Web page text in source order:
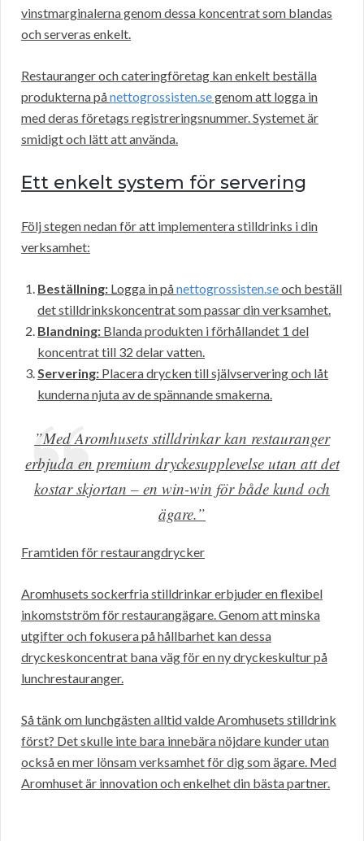
vinstmarginalerna genom dessa koncentrat som blandas
och serveras enkelt.
Restauranger och cateringföretag kan enkelt beställa
produkterna pånettogrossisten.segenom att logga in
med deras företags registreringsnummer. Systemet är
smidigt och lätt att använda.
Ett enkelt system för servering
Följ stegen nedan för att implementera stilldrinks i din
verksamhet:
Beställning: Logga in pånettogrossisten.seoch beställ
det stilldrinkskoncentrat som passar din verksamhet.
Blandning: Blanda produkten i förhållandet 1 del
koncentrat till 32 delar vatten.
Servering: Placera drycken till självservering och låt
kunderna njuta av de spännande smakerna.
”Med Aromhusets stilldrinkar kan restauranger
erbjuda en premium dryckesupplevelse utan att det
kostar skjortan – en win-win för både kund och
ägare.”
Framtiden för restaurangdrycker
Aromhusets sockerfria stilldrinkar erbjuder en flexibel
inkomstström för restaurangägare. Genom att minska
utgifter och fokusera på hållbarhet kan dessa
dryckeskoncentrat bana väg för en ny dryckeskultur på
lunchrestauranger.
Så tänk om lunchgästen alltid valde Aromhusets stilldrink
först? Det skulle inte bara innebära nöjdare kunder utan
också en mer lönsam verksamhet för dig som ägare. Med
Aromhuset är innovation och enkelhet din bästa partner.